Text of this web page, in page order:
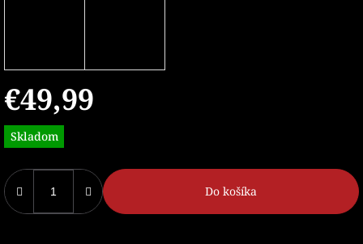
€49,99
Jednotková
cena:
Skladom
Do košíka